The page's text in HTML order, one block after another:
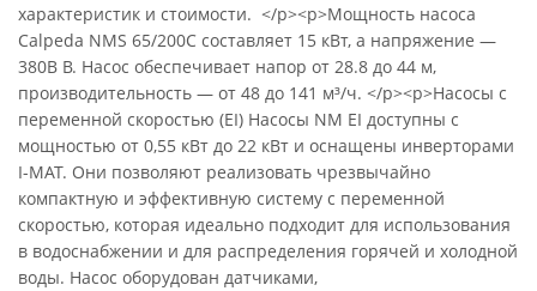
характеристик и стоимости. </p><p>Мощность насоса
Calpeda NMS 65/200C составляет 15 кВт, а напряжение —
380В В. Насос обеспечивает напор от 28.8 до 44 м,
производительность — от 48 до 141 м³/ч. </p><p>Насосы с
переменной скоростью (EI) Насосы NM EI доступны с
мощностью от 0,55 кВт до 22 кВт и оснащены инверторами
I-MAT. Они позволяют реализовать чрезвычайно
компактную и эффективную систему с переменной
скоростью, которая идеально подходит для использования
в водоснабжении и для распределения горячей и холодной
воды. Насос оборудован датчиками,